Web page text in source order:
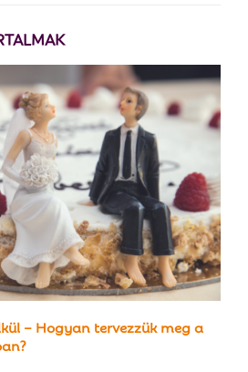
– Hogyan tervezzük meg a